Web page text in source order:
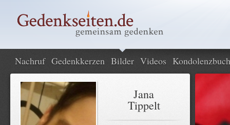
Nachruf Gedenkkerzen Bilder Videos Kondolenzbuch
Jana
Tippelt